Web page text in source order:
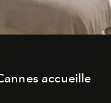
accueille